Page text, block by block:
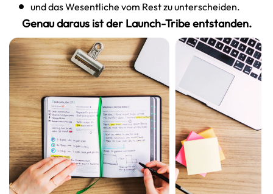
und das Wesentliche vom Rest zu unterscheiden.
Genau daraus ist der Launch-Tribe entstanden.